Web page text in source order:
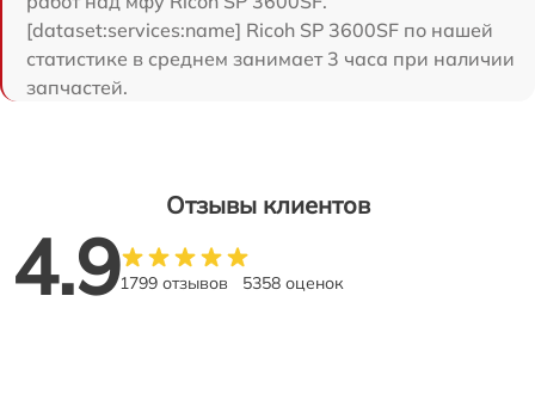
[dataset:services:name] Ricoh SP 3600SF по нашей
статистике в среднем занимает 3 часа при наличии
запчастей.
Отзывы клиентов
4.91799 отзывов 5358 оценок